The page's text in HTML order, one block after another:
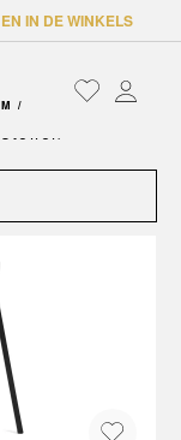
IN DE WINKELS
/